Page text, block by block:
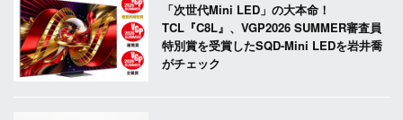
「次世代Mini LED」の大本命！
TCL『C8L』、VGP2026 SUMMER審査員
特別賞を受賞したSQD-Mini LEDを岩井喬
がチェック